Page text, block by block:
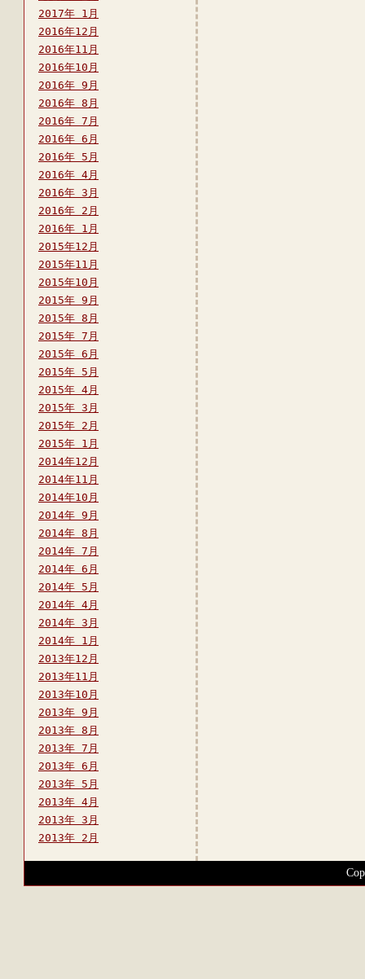
2017年 1月
2016年12月
2016年11月
2016年10月
2016年 9月
2016年 8月
2016年 7月
2016年 6月
2016年 5月
2016年 4月
2016年 3月
2016年 2月
2016年 1月
2015年12月
2015年11月
2015年10月
2015年 9月
2015年 8月
2015年 7月
2015年 6月
2015年 5月
2015年 4月
2015年 3月
2015年 2月
2015年 1月
2014年12月
2014年11月
2014年10月
2014年 9月
2014年 8月
2014年 7月
2014年 6月
2014年 5月
2014年 4月
2014年 3月
2014年 1月
2013年12月
2013年11月
2013年10月
2013年 9月
2013年 8月
2013年 7月
2013年 6月
2013年 5月
2013年 4月
2013年 3月
2013年 2月